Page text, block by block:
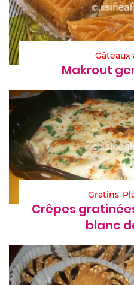
Gâteaux
Makrout
Gratins
Crêpes
blanc